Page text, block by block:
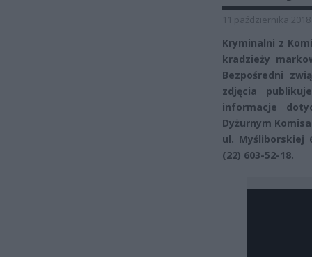
11 października 2018
Kryminalni z
kradzieży
Bezpośredni
zdjęcia
informacje
Dyżurnym
ul. Myśliborskiej
(22) 603-52-18.